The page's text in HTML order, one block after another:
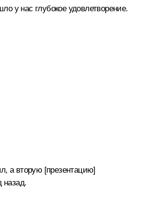
у нас глубокое удовлетворение.
а вторую [презентацию]
назад.